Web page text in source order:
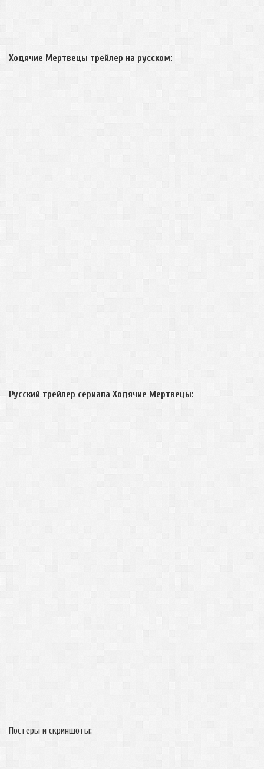
Ходячие Мертвецы трейлер на русском:
Русский трейлер сериала Ходячие Мертвецы:
Постеры и скриншоты: